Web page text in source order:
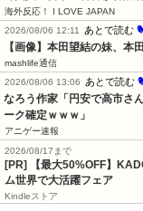
海外反応！ I LOVE JAPAN
2026/08/06 12:11
あとで読む
【画像】本田望結の妹、本
mashlife通信
2026/08/06 13:06
あとで読む
なろう作家「円安で高市さ
ーク確定ｗｗｗ」
アニゲー速報
2026/08/17まで
[PR] 【最大50%OFF】
ム世界で大活躍フェア
Kindleストア